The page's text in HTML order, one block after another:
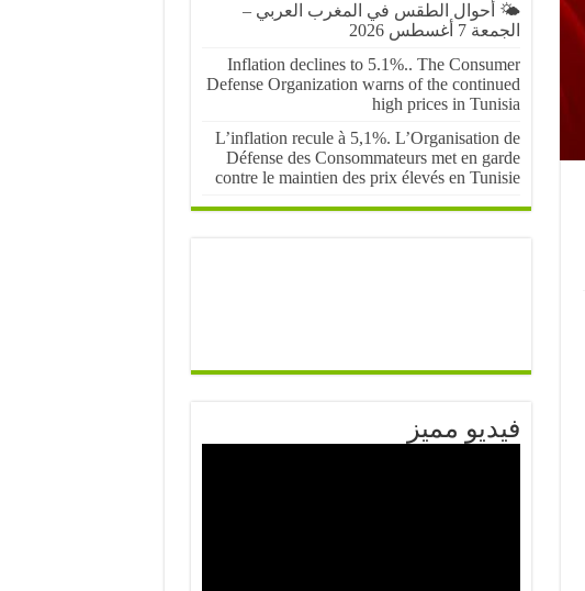
🌤️ أحوال الطقس في المغرب العربي –
الجمعة 7 أغسطس 2026
Inflation declines to 5.1%.. The Consumer
Defense Organization warns of the continued
high prices in Tunisia
L’inflation recule à 5,1%. L’Organisation de
Défense des Consommateurs met en garde
contre le maintien des prix élevés en Tunisie
فيديو مميز